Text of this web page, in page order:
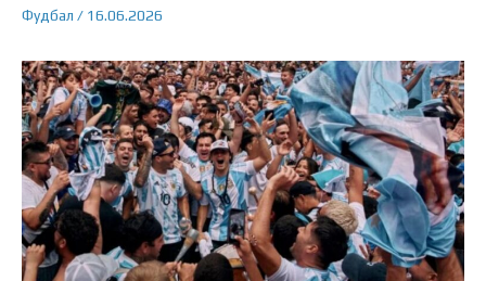
Фудбал / 16.06.2026